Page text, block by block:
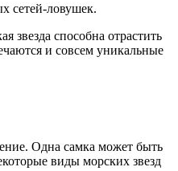
сетей-ловушек.
звезда способна отрастить
и совсем уникальные
Одна самка может быть
виды морских звезд